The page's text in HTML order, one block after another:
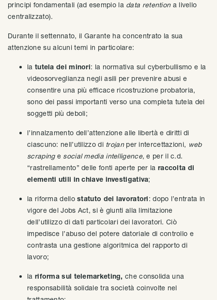
principi fondamentali (ad esempio la data retentiona livello
centralizzato).
Durante il settennato, il Garante ha concentrato la sua
attenzione su alcuni temi in particolare:
la tutela dei minori: la normativa sul cyberbullismo e la
videosorveglianza negli asili per prevenire abusi e
consentire una più efficace ricostruzione probatoria,
sono dei passi importanti verso una completa tutela dei
soggetti più deboli;
l’innalzamento dell’attenzione alle libertà e diritti di
ciascuno: nell’utilizzo di trojanper intercettazioni, web
scrapinge social media intelligence, e per il c.d.
“rastrellamento” delle fonti aperte per la raccolta di
elementi utili in chiave investigativa;
la riforma dellostatuto dei lavoratori: dopo l’entrata in
vigore del Jobs Act, si è giunti alla limitazione
dell’utilizzo di dati particolari dei lavoratori. Ciò
impedisce l’abuso del potere datoriale di controllo e
contrasta una gestione algoritmica del rapporto di
lavoro;
la riforma sul telemarketing, che consolida una
responsabilità solidale tra società coinvolte nel